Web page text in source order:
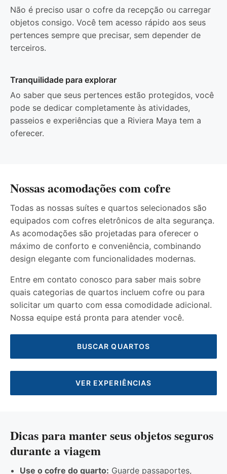
Não é preciso usar o cofre da recepção ou carregar
objetos consigo. Você tem acesso rápido aos seus
pertences sempre que precisar, sem depender de
terceiros.
Tranquilidade para explorar
Ao saber que seus pertences estão protegidos, você
pode se dedicar completamente às atividades,
passeios e experiências que a Riviera Maya tem a
oferecer.
Nossas acomodações com cofre
Todas as nossas suítes e quartos selecionados são
equipados com cofres eletrônicos de alta segurança.
As acomodações são projetadas para oferecer o
máximo de conforto e conveniência, combinando
design elegante com funcionalidades modernas.
Entre em contato conosco para saber mais sobre
quais categorias de quartos incluem cofre ou para
solicitar um quarto com essa comodidade adicional.
Nossa equipe está pronta para atender você.
BUSCAR QUARTOS
VER EXPERIÊNCIAS
Dicas para manter seus objetos seguros
durante a viagem
Use o cofre do quarto: Guarde passaportes,